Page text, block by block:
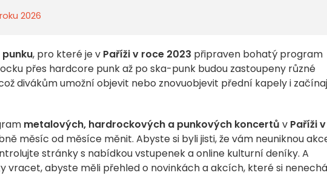
2026
punku, pro které je v Paříži v roce 2023 připraven bohatý program
přes hardcore punk až po ska-punk budou zastoupeny různé
divákům umožní objevit nebo znovuobjevit přední kapely i
metalových, hardrockových a punkových koncertů v Paříži v
měsíc od měsíce měnit. Abyste si byli jisti, že vám neuniknou
stránky s nabídkou vstupenek a online kulturní deníky. A
vracet, abyste měli přehled o novinkách a akcích, které si